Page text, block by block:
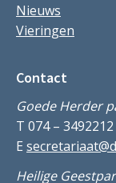
Nieuws
Vieringen
Contact
Goede Herder
T 074 – 3492212
E
Heilige